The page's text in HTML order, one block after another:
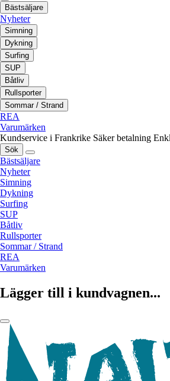
Bästsäljare
Nyheter
Simning
Dykning
Surfing
SUP
Båtliv
Rullsporter
Sommar / Strand
REA
Varumärken
Kundservice i Frankrike Säker betalning
Sök
Bästsäljare
Nyheter
Simning
Dykning
Surfing
SUP
Båtliv
Rullsporter
Sommar / Strand
REA
Varumärken
Lägger till i kundvagnen...